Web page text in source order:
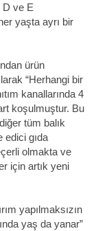
D ve E
yaşta ayrı bir
ürün
“Herhangi bir
kanallarında 4
koşulmuştur. Bu
tüm balık
edici gıda
olmakta ve
için artık yeni
yapılmaksızın
yaş da yanar”